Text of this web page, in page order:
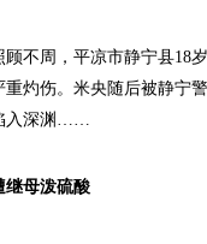
周，平凉市静宁县18岁
重灼伤。米央随后被静宁
入深渊……
继母泼硫酸